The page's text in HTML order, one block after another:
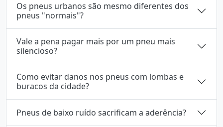
Os pneus urbanos são mesmo diferentes dos
pneus "normais"?
Vale a pena pagar mais por um pneu mais
silencioso?
Como evitar danos nos pneus com lombas e
buracos da cidade?
Pneus de baixo ruído sacrificam a aderência?